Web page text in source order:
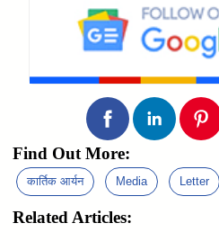
Find Out More:
कार्तिक आर्यन Media Letter
Related Articles: